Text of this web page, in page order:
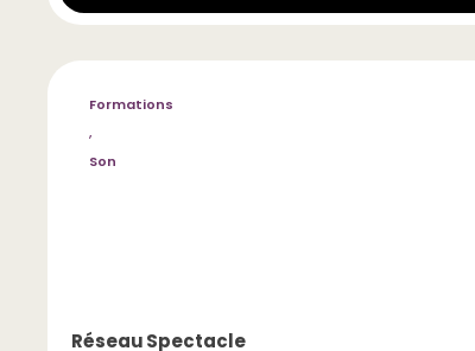
Réseau Spectacle
Formations
,
Son